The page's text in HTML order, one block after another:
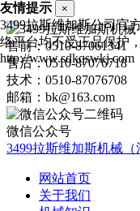
售前：0510-87061341
售后：0510-87076718
技术：0510-87076708
邮箱：bk@163.com
微信公众号
3499拉斯维加斯机械（
网站首页
关于我们
友情提示 ×
3499拉斯维加斯公司官
络平台均不受正品保护
http://www.sdkqswkj.com